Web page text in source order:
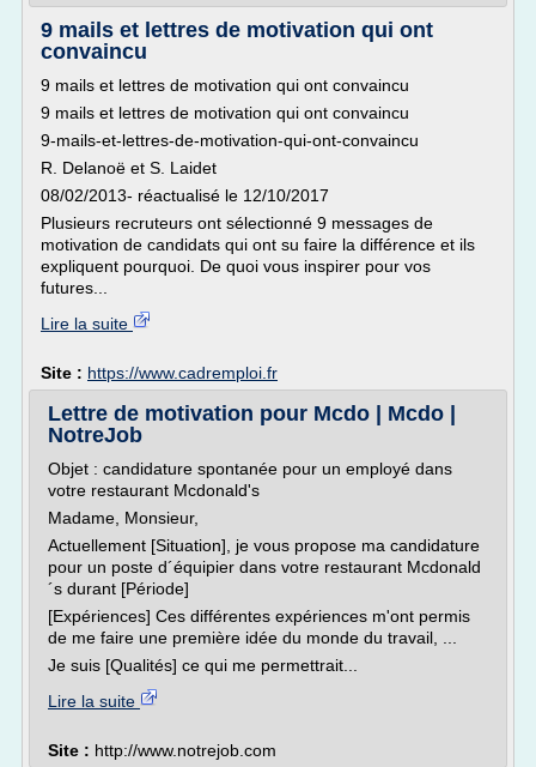
9 mails et lettres de motivation qui ont
convaincu
9 mails et lettres de motivation qui ont convaincu
9 mails et lettres de motivation qui ont convaincu
9-mails-et-lettres-de-motivation-qui-ont-convaincu
R. Delanoë et S. Laidet
08/02/2013- réactualisé le 12/10/2017
Plusieurs recruteurs ont sélectionné 9 messages de
motivation de candidats qui ont su faire la différence et ils
expliquent pourquoi. De quoi vous inspirer pour vos
futures...
Lire la suite
Site : https://www.cadremploi.fr
Lettre de motivation pour Mcdo | Mcdo |
NotreJob
Objet : candidature spontanée pour un employé dans
votre restaurant Mcdonald's
Madame, Monsieur,
Actuellement [Situation], je vous propose ma candidature
pour un poste d´équipier dans votre restaurant Mcdonald
´s durant [Période]
[Expériences] Ces différentes expériences m'ont permis
de me faire une première idée du monde du travail, ...
Je suis [Qualités] ce qui me permettrait...
Lire la suite
Site : http://www.notrejob.com